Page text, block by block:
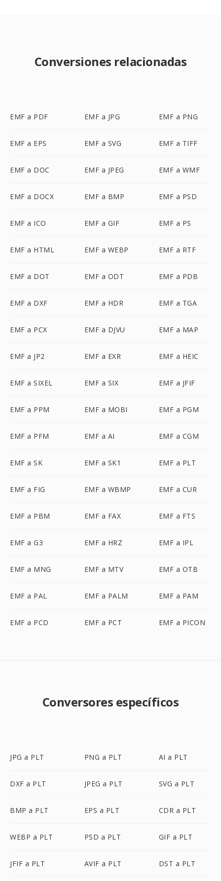
Conversiones relacionadas
EMF a PDF EMF a JPG EMF a PNG
EMF a EPS EMF a SVG EMF a TIFF
EMF a DOC EMF a JPEG EMF a WMF
EMF a DOCX EMF a BMP EMF a PSD
EMF a ICO EMF a GIF EMF a PS
EMF a HTML EMF a WEBP EMF a RTF
EMF a DOT EMF a ODT EMF a PDB
EMF a DXF EMF a HDR EMF a TGA
EMF a PCX EMF a DJVU EMF a MAP
EMF a JP2 EMF a EXR EMF a HEIC
EMF a SIXEL EMF a SIX EMF a JFIF
EMF a PPM EMF a MOBI EMF a PGM
EMF a PFM EMF a AI EMF a CGM
EMF a SK EMF a SK1 EMF a PLT
EMF a FIG EMF a WBMP EMF a CUR
EMF a PBM EMF a FAX EMF a FTS
EMF a G3 EMF a HRZ EMF a IPL
EMF a MNG EMF a MTV EMF a OTB
EMF a PAL EMF a PALM EMF a PAM
EMF a PCD EMF a PCT EMF a PICON
Conversores específicos
JPG a PLT PNG a PLT AI a PLT
DXF a PLT JPEG a PLT SVG a PLT
BMP a PLT EPS a PLT CDR a PLT
WEBP a PLT PSD a PLT GIF a PLT
JFIF a PLT AVIF a PLT DST a PLT